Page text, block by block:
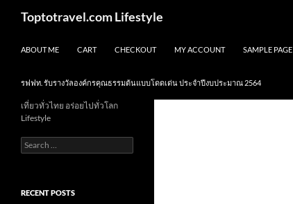
Toptotravel.com Lifestyle
ABOUT ME CART CHECKOUT MY ACCOUNT SAMPLE PAGE
รฟฟท. รับรางวัลองค์กรคุณธรรมต้นแบบโดดเด่น ประจำปีงบประมาณ 2564
เที่ยวทั่วไทย อร่อยไปทั่วโลก
Lifestyle
Search
for:
RECENT POSTS